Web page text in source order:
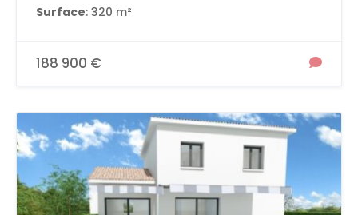
Surface: 320 m²
188 900 €